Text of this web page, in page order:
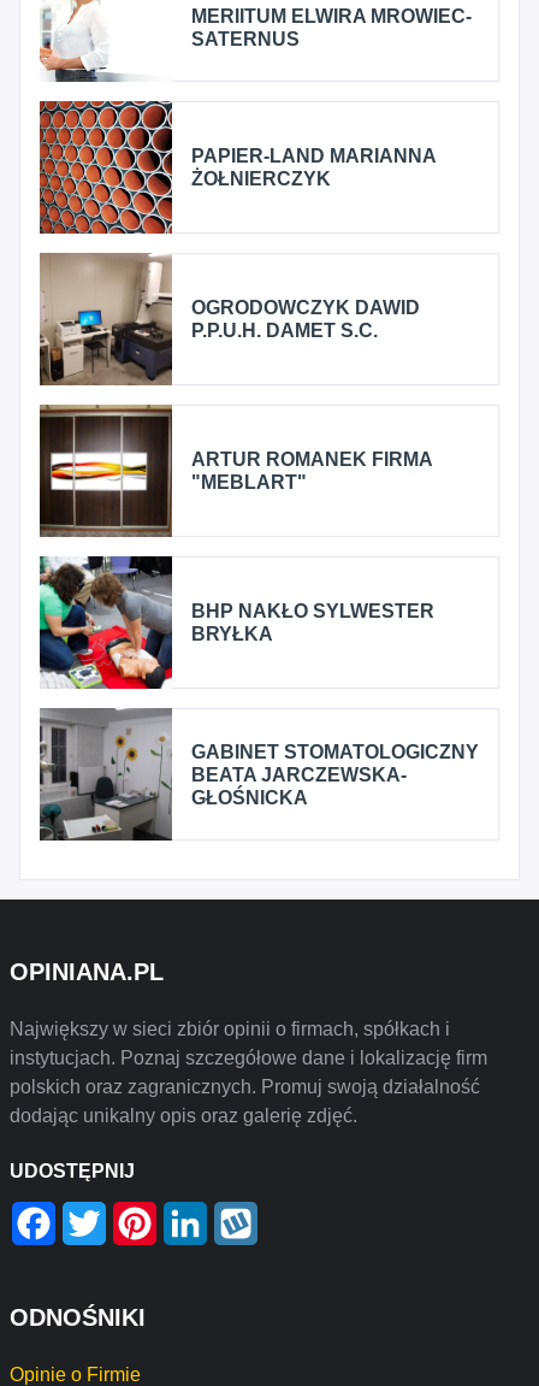
MERIITUM ELWIRA MROWIEC-
SATERNUS
PAPIER-LAND MARIANNA
ŻOŁNIERCZYK
OGRODOWCZYK DAWID
P.P.U.H. DAMET S.C.
ARTUR ROMANEK FIRMA
"MEBLART"
BHP NAKŁO SYLWESTER
BRYŁKA
GABINET STOMATOLOGICZNY
BEATA JARCZEWSKA-
GŁOŚNICKA
OPINIANA.PL
Największy w sieci zbiór opinii o firmach, spółkach i
instytucjach. Poznaj szczegółowe dane i lokalizację firm
polskich oraz zagranicznych. Promuj swoją działalność
dodając unikalny opis oraz galerię zdjęć.
UDOSTĘPNIJ
Facebook
Twitter PinterestLinkedIn
ODNOŚNIKI
Opinie o Firmie